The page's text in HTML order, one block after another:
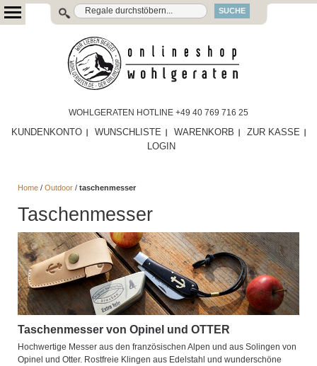
SUCHE
WOHLGERATEN HOTLINE +49 40 769 716 25
KUNDENKONTO WUNSCHLISTE WARENKORB
ZUR KASSE
LOGIN
Home / Outdoor / taschenmesser
Taschenmesser
Taschenmesser von Opinel und OTTER
Hochwertige Messer aus den französischen Alpen und aus Solingen von
Opinel und Otter. Rostfreie Klingen aus Edelstahl und wunderschöne